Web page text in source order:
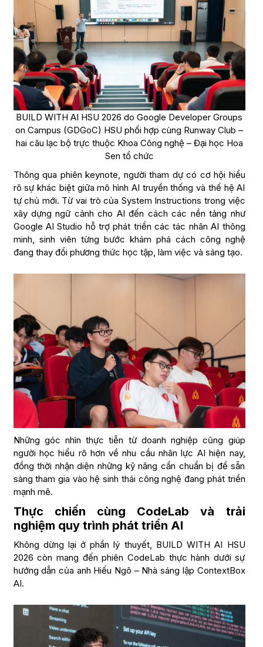
BUILD WITH AI HSU 2026 do Google Developer Groups
on Campus (GDGoC) HSU phối hợp cùng Runway Club –
hai câu lạc bộ trực thuộc Khoa Công nghệ – Đại học Hoa
Sen tổ chức
Thông qua phiên keynote, người tham dự có cơ hội hiểu
rõ sự khác biệt giữa mô hình AI truyền thống và thế hệ AI
tự chủ mới. Từ vai trò của System Instructions trong việc
xây dựng ngữ cảnh cho AI đến cách các nền tảng như
Google AI Studio hỗ trợ phát triển các tác nhân AI thông
minh, sinh viên từng bước khám phá cách công nghệ
đang thay đổi phương thức học tập, làm việc và sáng tạo.
Những góc nhìn thực tiễn từ doanh nghiệp cũng giúp
người học hiểu rõ hơn về nhu cầu nhân lực AI hiện nay,
đồng thời nhận diện những kỹ năng cần chuẩn bị để sẵn
sàng tham gia vào hệ sinh thái công nghệ đang phát triển
mạnh mẽ.
Thực chiến cùng CodeLab và trải
nghiệm quy trình phát triển AI
Không dừng lại ở phần lý thuyết, BUILD WITH AI HSU
2026 còn mang đến phiên CodeLab thực hành dưới sự
hướng dẫn của anh Hiếu Ngô – Nhà sáng lập ContextBox
AI.